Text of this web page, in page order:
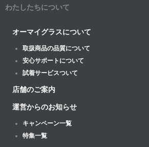
わたしたちについて
オーマイグラスについて
取扱商品の品質について
安心サポートについて
試着サービスついて
店舗のご案内
運営からのお知らせ
キャンペーン一覧
特集一覧